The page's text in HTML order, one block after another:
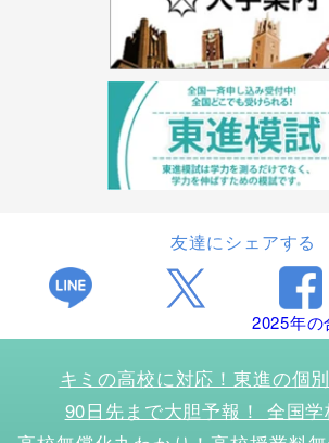
友達にシェアする
2025年の
キミの高校に対応！東進の個
90日先まで大胆予報！ 全国